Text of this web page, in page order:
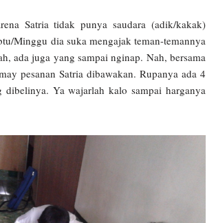
Satria tidak punya saudara (adik/kakak)
Minggu dia suka mengajak teman-temannya
ada juga yang sampai nginap. Nah, bersama
pesanan Satria dibawakan. Rupanya ada 4
dibelinya. Ya wajarlah kalo sampai harganya